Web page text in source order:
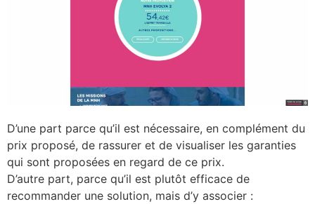
D’une part parce qu’il est nécessaire, en complément du
prix proposé, de rassurer et de visualiser les garanties
qui sont proposées en regard de ce prix.
D’autre part, parce qu’il est plutôt efficace de
recommander une solution, mais d’y associer :